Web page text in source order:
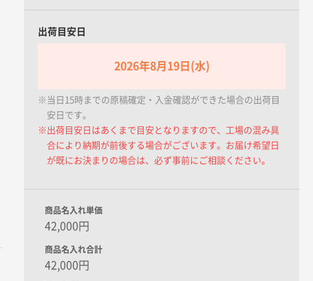
オレンジ
メッセージカード
厚紙札(供花用)
出荷目安日
2026年8月19日(水)
※当日15時までの原稿確定・入金確認ができた場合の出荷目
安日です。
※出荷目安日はあくまで目安となりますので、工場の混み具
合により納期が前後する場合がございます。お届け希望日
が既にお決まりの場合は、必ず事前にご相談ください。
商品名入れ単価
42,000円
商品名入れ合計
42,000円